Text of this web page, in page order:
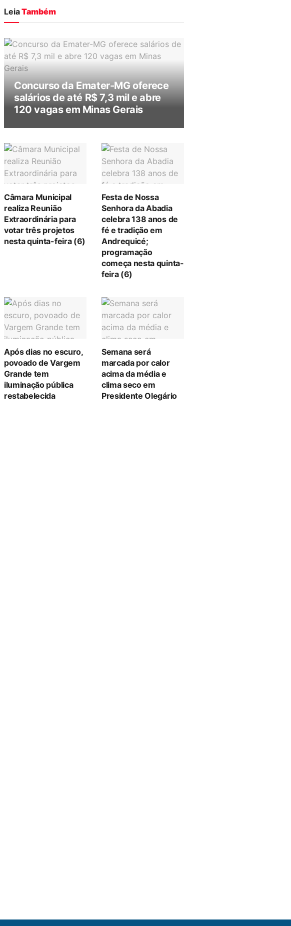
LeiaTambém
Concurso da Emater-MG oferece
salários de até R$ 7,3 mil e abre
120 vagas em Minas Gerais
Câmara Municipal
realiza Reunião
Extraordinária para
votar três projetos
nesta quinta-feira (6)
Festa de Nossa
Senhora da Abadia
celebra 138 anos de
fé e tradição em
Andrequicé;
programação
começa nesta quinta-
feira (6)
Após dias no escuro,
povoado de Vargem
Grande tem
iluminação pública
restabelecida
Semana será
marcada por calor
acima da média e
clima seco em
Presidente Olegário